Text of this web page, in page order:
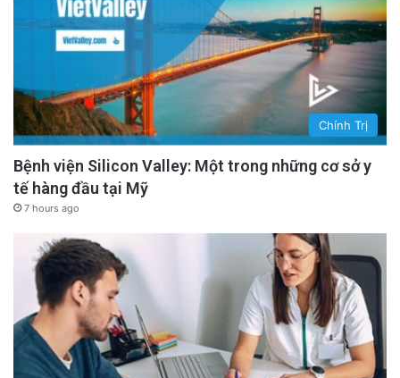
Chính Trị
Bệnh viện Silicon Valley: Một trong những cơ sở y
tế hàng đầu tại Mỹ
7 hours ago